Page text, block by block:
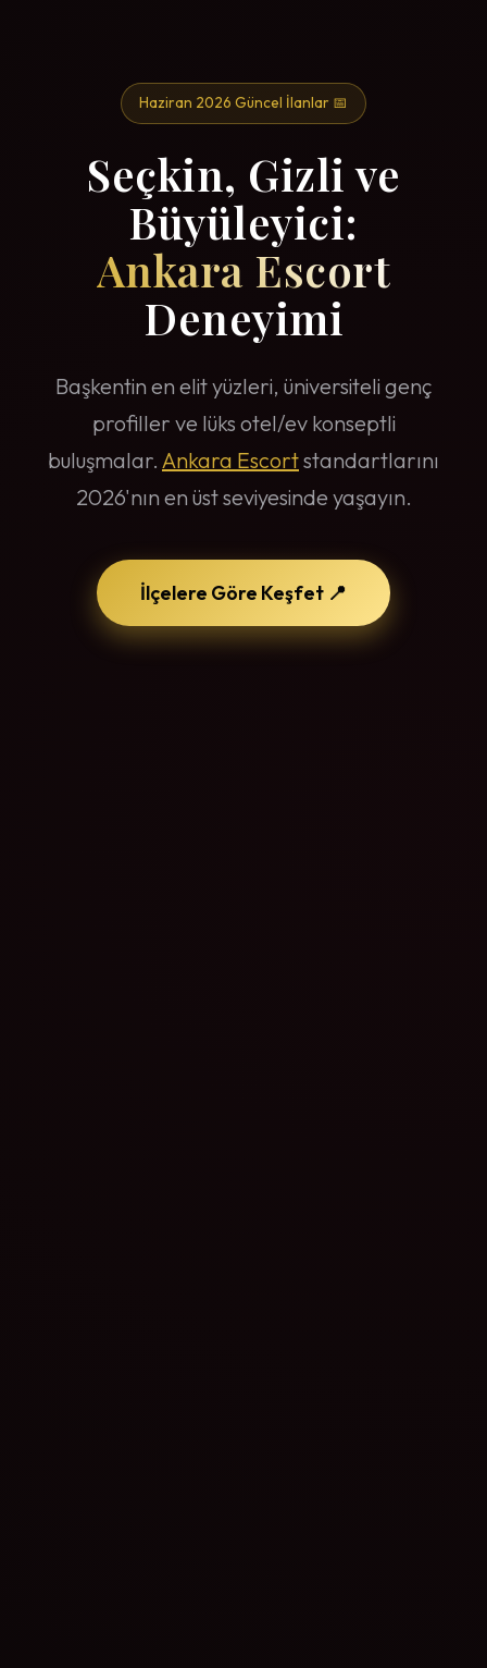
Haziran 2026 Güncel İlanlar 📅
Seçkin, Gizli ve
Büyüleyici:
Ankara Escort
Deneyimi
Başkentin en elit yüzleri, üniversiteli genç
profiller ve lüks otel/ev konseptli
buluşmalar. Ankara Escortstandartlarını
2026'nın en üst seviyesinde yaşayın.
İlçelere Göre Keşfet 📍